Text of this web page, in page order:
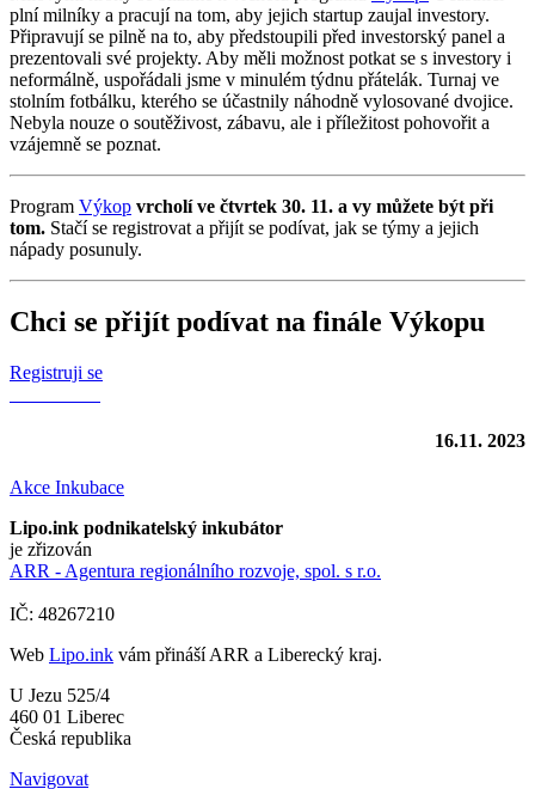
plní milníky a pracují na tom, aby jejich startup zaujal investory.
Připravují se pilně na to, aby předstoupili před investorský panel a
prezentovali své projekty. Aby měli možnost potkat se s investory i
neformálně, uspořádali jsme v minulém týdnu přátelák. Turnaj ve
stolním fotbálku, kterého se účastnily náhodně vylosované dvojice.
Nebyla nouze o soutěživost, zábavu, ale i příležitost pohovořit a
vzájemně se poznat.
Program Výkop vrcholí ve čtvrtek 30. 11. a vy můžete být při
tom. Stačí se registrovat a přijít se podívat, jak se týmy a jejich
nápady posunuly.
Chci se přijít podívat na finále Výkopu
Registruji se
16.11. 2023
Akce Inkubace
Lipo.ink podnikatelský inkubátor
je zřizován
ARR - Agentura regionálního rozvoje, spol. s r.o.
IČ: 48267210
Web Lipo.ink vám přináší ARR a Liberecký kraj.
U Jezu 525/4
460 01 Liberec
Česká republika
Navigovat